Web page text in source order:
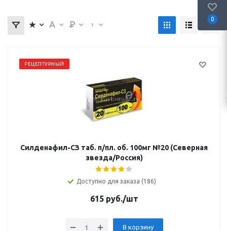
РЕЦЕПТУРНЫЙ
Силденафил-СЗ таб. п/пл. об. 100мг №20 (Северная
звезда/Россия)
Доступно для заказа (186)
615руб./шт
В корзину
0